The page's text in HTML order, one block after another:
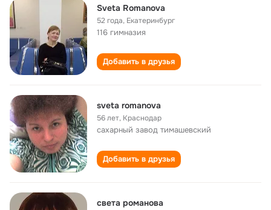
Sveta Romanova
52 года, Екатеринбург
116 гимназия
Добавить в друзья
sveta romanova
56 лет, Краснодар
сахарный завод тимашевский
Добавить в друзья
света романова